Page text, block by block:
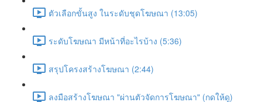
ตัวเลือกขั้นสูง ในระดับชุดโฆษณา (13:05)
ระดับโฆษณา มีหน้าที่อะไรบ้าง (5:36)
สรุปโครงสร้างโฆษณา (2:44)
ลงมือสร้างโฆษณา "ผ่านตัวจัดการโฆษณา" (กดให้ดู)